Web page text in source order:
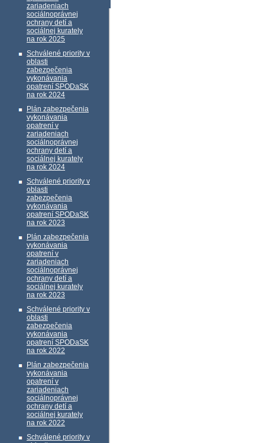
zariadeniach
sociálnoprávnej
ochrany detí a
sociálnej kurately
na rok 2025
Schválené priority v
oblasti
zabezpečenia
vykonávania
opatrení SPODaSK
na rok 2024
Plán zabezpečenia
vykonávania
opatrení v
zariadeniach
sociálnoprávnej
ochrany detí a
sociálnej kurately
na rok 2024
Schválené priority v
oblasti
zabezpečenia
vykonávania
opatrení SPODaSK
na rok 2023
Plán zabezpečenia
vykonávania
opatrení v
zariadeniach
sociálnoprávnej
ochrany detí a
sociálnej kurately
na rok 2023
Schválené priority v
oblasti
zabezpečenia
vykonávania
opatrení SPODaSK
na rok 2022
Plán zabezpečenia
vykonávania
opatrení v
zariadeniach
sociálnoprávnej
ochrany detí a
sociálnej kurately
na rok 2022
Schválené priority v